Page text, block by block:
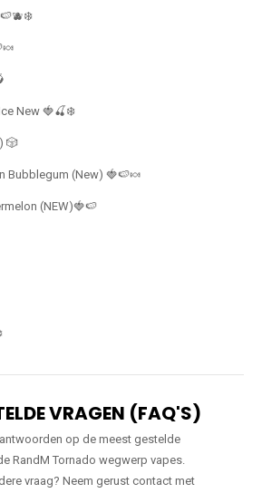
New 🍓🍒❄️
🎲
Bubblegum (New) 🍓🍉🍬
(NEW)🍓🍉
VRAGEN (FAQ'S)
op de meest gestelde
RandM Tornado wegwerp vapes.
vraag? Neem gerust contact met